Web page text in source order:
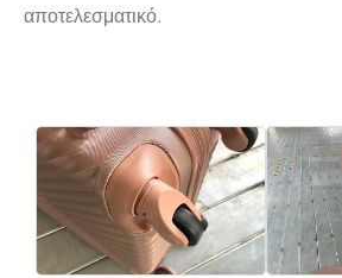
αποτελεσματικό.